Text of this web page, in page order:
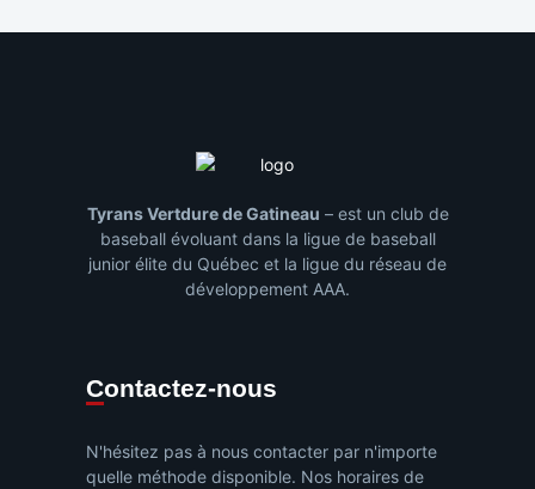
Tyrans Vertdure de Gatineau – est un club de
baseball évoluant dans la ligue de baseball
junior élite du Québec et la ligue du réseau de
développement AAA.
Contactez-nous
N'hésitez pas à nous contacter par n'importe
quelle méthode disponible. Nos horaires de